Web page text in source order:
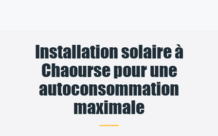
Installation solaire à
Chaourse pour une
autoconsommation
maximale